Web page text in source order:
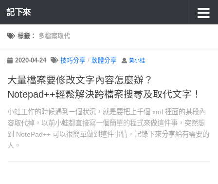
記下來
標籤： 多檔案取代
2020-04-24 技巧分享 / 軟體分享 黃小蛙
大量檔案要修改文字內容怎麼辦？
Notepad++輕鬆解決跨檔案搜尋及取代文字！
小蛙工作的時候遇到一個狀況，就是要把上千個 xml 裡面的某段內
容取代掉，以前小蛙都直接寫一個簡單的程式來做這件事，突然想
到 NotePad++ 可以很簡單做到這件事情，記錄下來分享給有需要的
人。